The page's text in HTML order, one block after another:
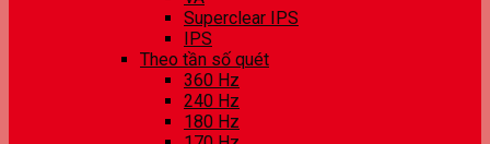
Superclear IPS
IPS
Theo tần số quét
360 Hz
240 Hz
180 Hz